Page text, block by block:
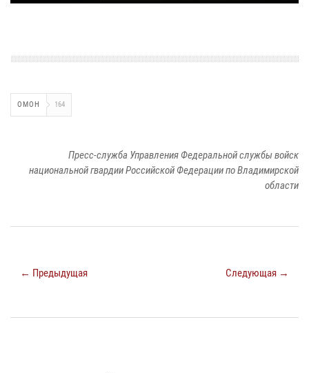
ОМОН 164
Пресс-служба Управления Федеральной службы войск
национальной гвардии Российской Федерации по Владимирской
области
← Предыдущая Следующая →